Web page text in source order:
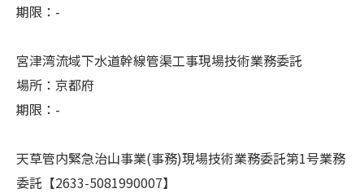
期限：-
宮津湾流域下水道幹線管渠工事現場技術業務委託
場所：京都府
期限：-
天草管内緊急治山事業(事務)現場技術業務委託第1号業務
委託【2633-5081990007】